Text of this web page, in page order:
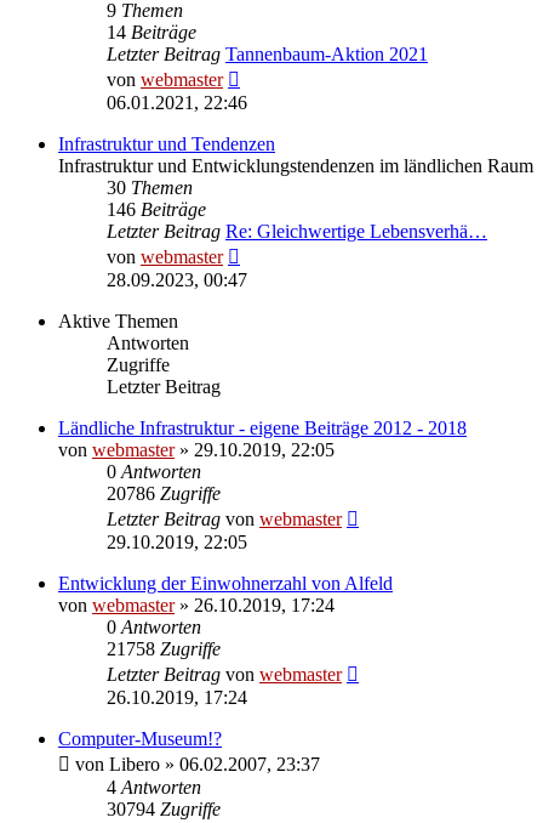
9 Themen
14 Beiträge
Letzter Beitrag Tannenbaum-Aktion 2021
von webmaster
Beitrag
06.01.2021, 22:46
Infrastruktur und Tendenzen
Infrastruktur und Entwicklungstendenzen im ländlichen Raum
30 Themen
146 Beiträge
Letzter Beitrag Re: Gleichwertige Lebensverhä…
von webmaster
Beitrag
28.09.2023, 00:47
Aktive Themen
Antworten
Zugriffe
Letzter Beitrag
Ländliche Infrastruktur - eigene Beiträge 2012 - 2018
von webmaster» 29.10.2019, 22:05
0 Antworten
20786 Zugriffe
Letzter Beitrag von webmaster
29.10.2019, 22:05
Entwicklung der Einwohnerzahl von Alfeld
von webmaster» 26.10.2019, 17:24
0 Antworten
21758 Zugriffe
Letzter Beitrag von webmaster
26.10.2019, 17:24
Computer-Museum!?
von Libero » 06.02.2007, 23:37
4 Antworten
30794 Zugriffe